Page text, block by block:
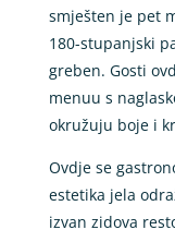
smješten je pet
180-stupanjski
greben. Gosti
menuu s
okružuju boje i
Ovdje se
estetika jela
izvan zidova